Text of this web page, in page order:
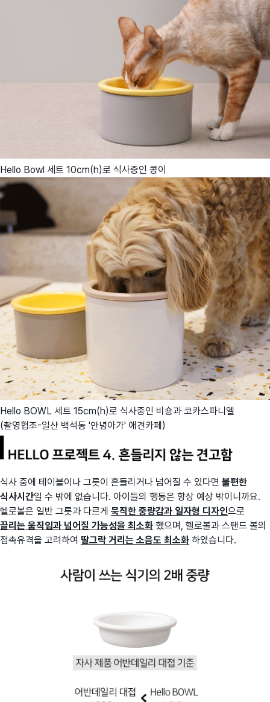
Hello Bowl 세트 10cm(h)로 식사중인 콩이
Hello BOWL 세트 15cm(h)로 식사중인 비숑과 코카스파니엘
(촬영협조-일산 백석동 '안녕아가' 애견카페)
식사 중에 테이블이나 그릇이 흔들리거나 넘어질 수 있다면 불편한
식사시간일 수 밖에 없습니다. 아이들의 행동은 항상 예상 밖이니까요.
헬로볼은 일반 그릇과 다르게 묵직한 중량감과 일자형 디자인으로
끌리는 움직임과 넘어질 가능성을 최소화 했으며, 헬로볼과 스탠드 볼의
접촉유격을 고려하여 딸그락 거리는 소음도 최소화 하였습니다.